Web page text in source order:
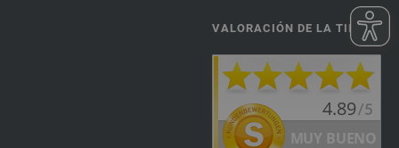
VALORACIÓN DE LA TIENDA